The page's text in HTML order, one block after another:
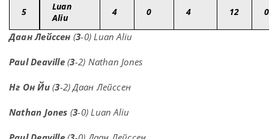
5
Luan
Aliu
4 0 4 12 0
Даан Лейссен (3-0) Luan Aliu
Paul Deaville(3-2) Nathan Jones
Нг Он Йи(3-2) Даан Лейссен
Nathan Jones (3-0) Luan Aliu